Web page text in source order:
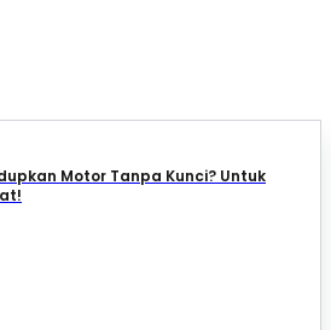
Motor Tanpa Kunci? Untuk